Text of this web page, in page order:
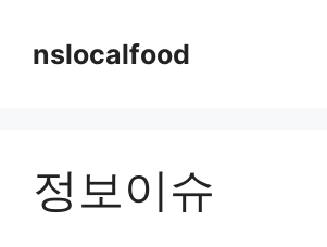
contentnslocalfood
정보이슈